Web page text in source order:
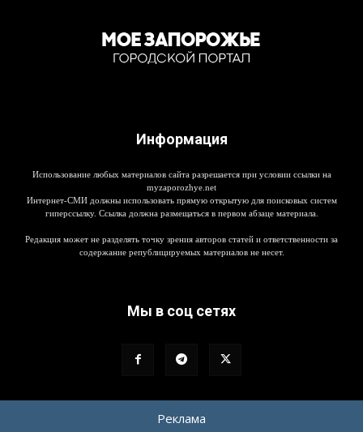
Информация
Использование любых материалов сайта разрешается при условии ссылки на
myzaporozhye.net
Интернет-СМИ должны использовать прямую открытую для поисковых систем
гиперссылку. Ссылка должна размещаться в первом абзаце материала.
Редакция может не разделять точку зрения авторов статей и ответственности за
содержание републицируемых материалов не несет.
Мы в соц сетях
Реклама